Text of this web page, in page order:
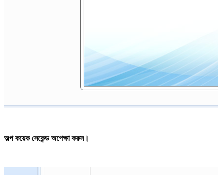
অল্প কয়েক সেকেন্ড অপেক্ষা করুন।